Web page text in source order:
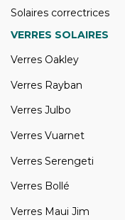
Solaires correctrices
VERRES SOLAIRES
Verres Oakley
Verres Rayban
Verres Julbo
Verres Vuarnet
Verres Serengeti
Verres Bollé
Verres Maui Jim